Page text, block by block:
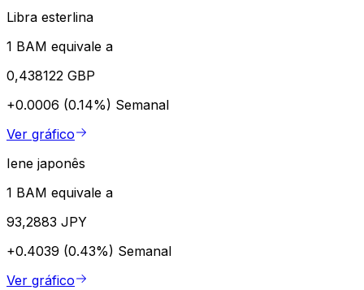
Libra esterlina
1 BAM equivale a
0,438122 GBP
+0.0006 (0.14%) Semanal
Ver gráfico
Iene japonês
1 BAM equivale a
93,2883 JPY
+0.4039 (0.43%) Semanal
Ver gráfico